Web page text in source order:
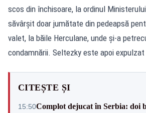
scos din închisoare, la ordinul
săvârșit doar jumătate din pedeapsă
valet, la băile Herculane, unde și-a
condamnării. Seltezky este apoi expulzat
CITEȘTE ȘI
15:50Complot dejucat în Serbia: doi